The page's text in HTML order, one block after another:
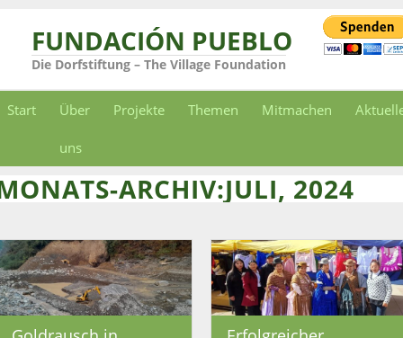
FUNDACIÓN PUEBLO
Die Dorfstiftung – The Village Foundation
Start Über
uns
Projekte Themen Mitmachen
ARCHIV:JULI, 2024